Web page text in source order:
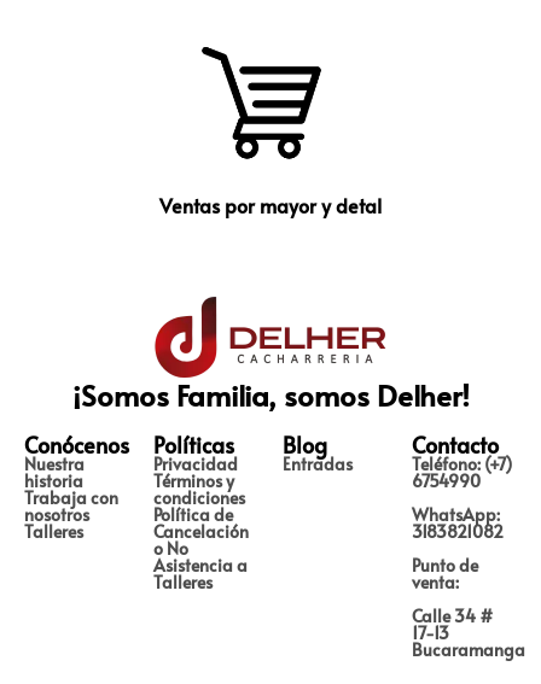
Ventas por mayor y detal
¡Somos Familia, somos Delher!
Conócenos
Nuestra
historia
Trabaja con
nosotros
Talleres
Políticas
Privacidad
Términos y
condiciones
Política de
Cancelación
o No
Asistencia a
Talleres
Blog
Entradas
Contacto
Teléfono: (+7)
6754990
WhatsApp:
3183821082
Punto de
venta:
Calle 34 #
17-13
Bucaramanga